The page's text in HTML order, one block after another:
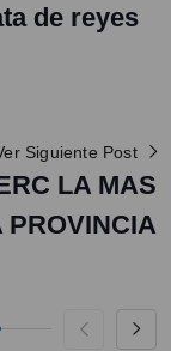
de reyes
Siguiente Post
LA MAS
PROVINCIA